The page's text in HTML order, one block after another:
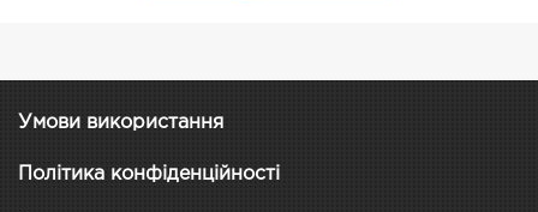
Умови використання
Політика конфіденційності